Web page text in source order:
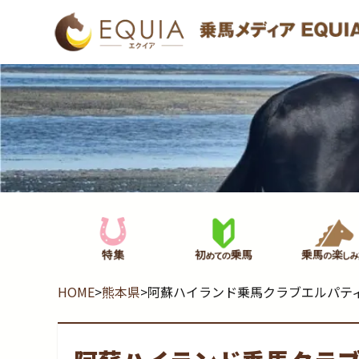
HOME>熊本県>阿蘇ハイランド乗馬クラブエルパテ